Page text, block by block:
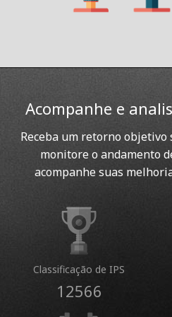
Acompanhe e
Receba um retorno
monitore o andamento
acompanhe suas
Classificação de IPS
12566